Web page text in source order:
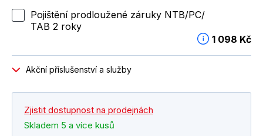
Pojištění prodloužené záruky NTB/PC/
TAB 2 roky
1 098 Kč
Akční příslušenství a služby
Zjistit dostupnost na prodejnách
Skladem 5 a více kusů